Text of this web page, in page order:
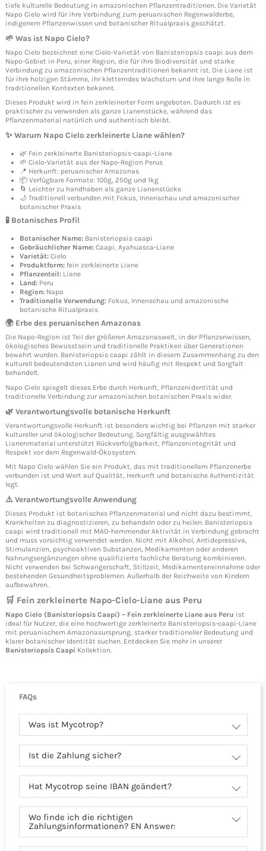
tiefe kulturelle Bedeutung in amazonischen Pflanzentraditionen. Die Varietät
Napo Cielo wird für ihre Verbindung zum peruanischen Regenwalderbe,
indigenem Pflanzenwissen und botanischer Ritualpraxis geschätzt.
🌱 Was ist Napo Cielo?
Napo Cielo bezeichnet eine Cielo-Varietät von Banisteriopsis caapi aus dem
Napo-Gebiet in Peru, einer Region, die für ihre Biodiversität und starke
Verbindung zu amazonischen Pflanzentraditionen bekannt ist. Die Liane ist
für ihre holzigen Stämme, ihr kletterndes Wachstum und ihre lange Rolle in
traditionellen Kontexten bekannt.
Dieses Produkt wird in fein zerkleinerter Form angeboten. Dadurch ist es
praktischer zu verwenden als ganze Lianenstücke, während das
Pflanzenmaterial natürlich und authentisch bleibt.
✨ Warum Napo Cielo zerkleinerte Liane wählen?
🌿 Fein zerkleinerte Banisteriopsis-caapi-Liane
🌱 Cielo-Varietät aus der Napo-Region Perus
📍 Herkunft: peruanischer Amazonas
📦 Verfügbare Formate: 100g, 250g und 1kg
🌀 Leichter zu handhaben als ganze Lianenstücke
🌙 Traditionell verbunden mit Fokus, Innenschau und amazonischer
botanischer Praxis
🧪 Botanisches Profil
Botanischer Name: Banisteriopsis caapi
Gebräuchlicher Name: Caapi, Ayahuasca-Liane
Varietät: Cielo
Produktform: fein zerkleinerte Liane
Pflanzenteil: Liane
Land: Peru
Region: Napo
Traditionelle Verwendung: Fokus, Innenschau und amazonische
botanische Ritualpraxis
🌍 Erbe des peruanischen Amazonas
Die Napo-Region ist Teil der größeren Amazonaswelt, in der Pflanzenwissen,
ökologisches Bewusstsein und traditionelle Praktiken über Generationen
bewahrt wurden. Banisteriopsis caapi zählt in diesem Zusammenhang zu den
kulturell bedeutendsten Lianen und wird häufig mit Respekt und Sorgfalt
behandelt.
Napo Cielo spiegelt dieses Erbe durch Herkunft, Pflanzenidentität und
traditionelle Verbindung zur amazonischen botanischen Praxis wider.
🌿 Verantwortungsvolle botanische Herkunft
Verantwortungsvolle Herkunft ist besonders wichtig bei Pflanzen mit starker
kultureller und ökologischer Bedeutung. Sorgfältig ausgewähltes
Lianenmaterial unterstützt Rückverfolgbarkeit, Pflanzenintegrität und
Respekt vor dem Regenwald-Ökosystem.
Mit Napo Cielo wählen Sie ein Produkt, das mit traditionellem Pflanzenerbe
verbunden ist und Wert auf Qualität, Herkunft und botanische Authentizität
legt.
⚠️ Verantwortungsvolle Anwendung
Dieses Produkt ist botanisches Pflanzenmaterial und nicht dazu bestimmt,
Krankheiten zu diagnostizieren, zu behandeln oder zu heilen. Banisteriopsis
caapi wird traditionell mit MAO-hemmender Aktivität in Verbindung gebracht
und muss vorsichtig verwendet werden. Nicht mit Alkohol, Antidepressiva,
Stimulanzien, psychoaktiven Substanzen, Medikamenten oder anderen
Nahrungsergänzungen ohne qualifizierte fachliche Beratung kombinieren.
Nicht verwenden bei Schwangerschaft, Stillzeit, Medikamenteneinnahme oder
bestehenden Gesundheitsproblemen. Außerhalb der Reichweite von Kindern
aufbewahren.
🛒 Fein zerkleinerte Napo-Cielo-Liane aus Peru
Napo Cielo (Banisteriopsis Caapi) – Fein zerkleinerte Liane aus Peru ist
ideal für Nutzer, die eine hochwertige zerkleinerte Banisteriopsis-caapi-Liane
mit peruanischem Amazonasursprung, starker traditioneller Bedeutung und
klarer botanischer Identität suchen. Entdecken Sie mehr in unserer
Banisteriopsis Caapi Kollektion.
FAQs
Was ist Mycotrop?
Ist die Zahlung sicher?
Hat Mycotrop seine IBAN geändert?
Wo finde ich die richtigen
Zahlungsinformationen? EN Answer: